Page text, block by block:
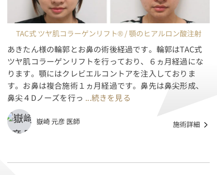
TAC式 ツヤ肌コラーゲンリフト® / 顎のヒアルロン酸注射
あきたん様の輪郭とお鼻の術後経過です。輪郭はTAC式
ツヤ肌コラーゲンリフトを行っており、６ヵ月経過にな
ります。顎にはクレビエルコントアを注入しておりま
す。お鼻は複合施術１ヵ月経過です。鼻先は鼻尖形成、
鼻尖４Dノーズを行っ ...続きを見る
嶽崎 元彦 医師 施術詳細